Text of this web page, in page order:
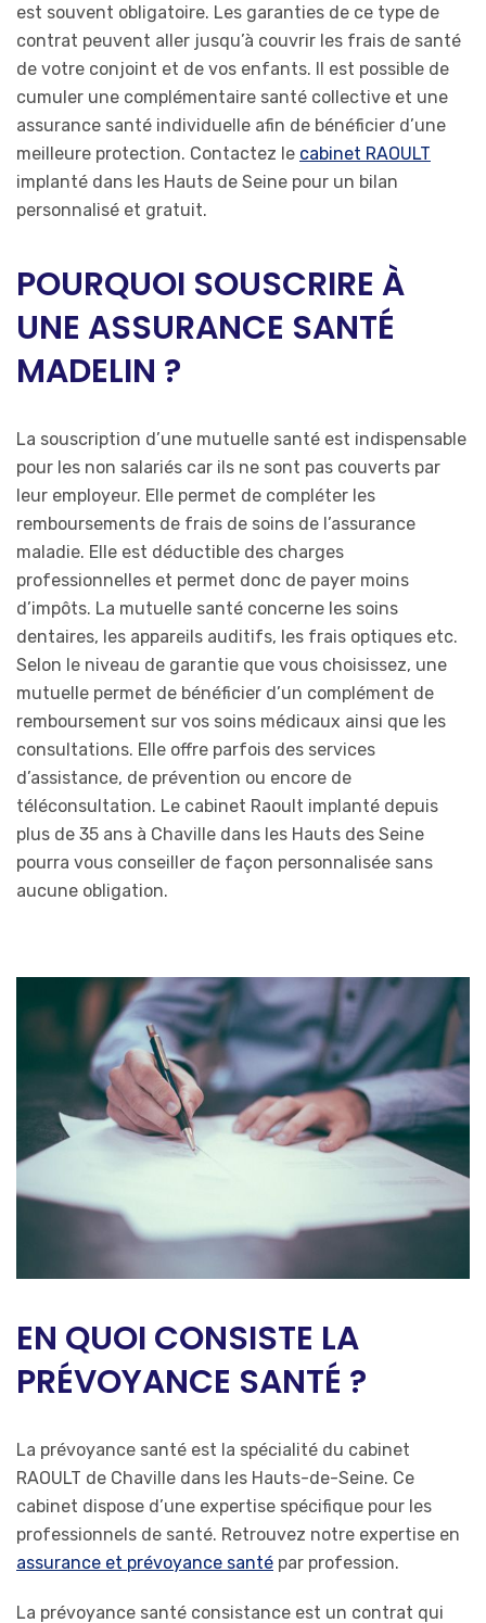
est souvent obligatoire. Les garanties de ce type de
contrat peuvent aller jusqu’à couvrir les frais de santé
de votre conjoint et de vos enfants. Il est possible de
cumuler une complémentaire santé collective et une
assurance santé individuelle afin de bénéficier d’une
meilleure protection. Contactez le cabinet RAOULT
implanté dans les Hauts de Seine pour un bilan
personnalisé et gratuit.
POURQUOI SOUSCRIRE À
UNE ASSURANCE SANTÉ
MADELIN ?
La souscription d’une mutuelle santé est indispensable
pour les non salariés car ils ne sont pas couverts par
leur employeur. Elle permet de compléter les
remboursements de frais de soins de l’assurance
maladie. Elle est déductible des charges
professionnelles et permet donc de payer moins
d’impôts. La mutuelle santé concerne les soins
dentaires, les appareils auditifs, les frais optiques etc.
Selon le niveau de garantie que vous choisissez, une
mutuelle permet de bénéficier d’un complément de
remboursement sur vos soins médicaux ainsi que les
consultations. Elle offre parfois des services
d’assistance, de prévention ou encore de
téléconsultation. Le cabinet Raoult implanté depuis
plus de 35 ans à Chaville dans les Hauts des Seine
pourra vous conseiller de façon personnalisée sans
aucune obligation.
EN QUOI CONSISTE LA
PRÉVOYANCE SANTÉ ?
La prévoyance santé est la spécialité du cabinet
RAOULT de Chaville dans les Hauts-de-Seine. Ce
cabinet dispose d’une expertise spécifique pour les
professionnels de santé. Retrouvez notre expertise en
assurance et prévoyance santé par profession.
La prévoyance santé consistance est un contrat qui